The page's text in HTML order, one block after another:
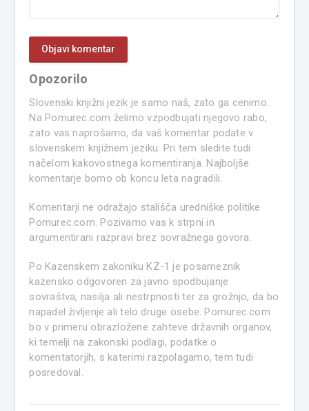
Opozorilo
Slovenski knjižni jezik je samo naš, zato ga cenimo.
Na Pomurec.com želimo vzpodbujati njegovo rabo,
zato vas naprošamo, da vaš komentar podate v
slovenskem knjižnem jeziku. Pri tem sledite tudi
načelom kakovostnega komentiranja. Najboljše
komentarje bomo ob koncu leta nagradili.
Komentarji ne odražajo stališča uredniške politike
Pomurec.com. Pozivamo vas k strpni in
argumentirani razpravi brez sovražnega govora.
Po Kazenskem zakoniku KZ-1 je posameznik
kazensko odgovoren za javno spodbujanje
sovraštva, nasilja ali nestrpnosti ter za grožnjo, da bo
napadel življenje ali telo druge osebe. Pomurec.com
bo v primeru obrazložene zahteve državnih organov,
ki temelji na zakonski podlagi, podatke o
komentatorjih, s katerimi razpolagamo, tem tudi
posredoval.